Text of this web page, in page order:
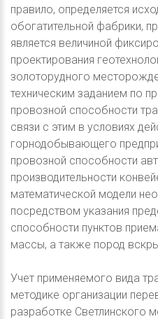
правило, определяется
обогатительной фабрики,
является величиной
проектирования
золоторудного
техническим заданием по
провозной способности
связи с этим в условиях
горнодобывающего
провозной способности
производительности
математической модели
посредством указания
способности пунктов
массы, а также пород
Учет применяемого вида
методике организации
разработке Светлинского